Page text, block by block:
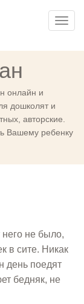
онлайн и
дошколят и
авторские.
Вашему ребенку
не было,
в сите. Никак
день поедят
бедняк, не